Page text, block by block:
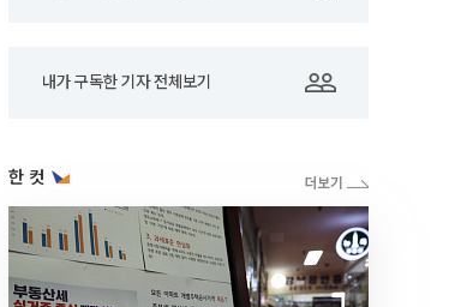
내가 구독한 기자 전체보기
한 컷